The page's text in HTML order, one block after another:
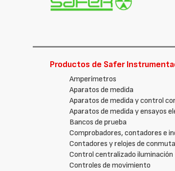
Productos de Safer
Amperímetros
Aparatos de medida
Aparatos de medida y control
Aparatos de medida y ensayos
Bancos de prueba
Comprobadores, contadores e
Contadores y relojes de
Control centralizado iluminación
Controles de movimiento